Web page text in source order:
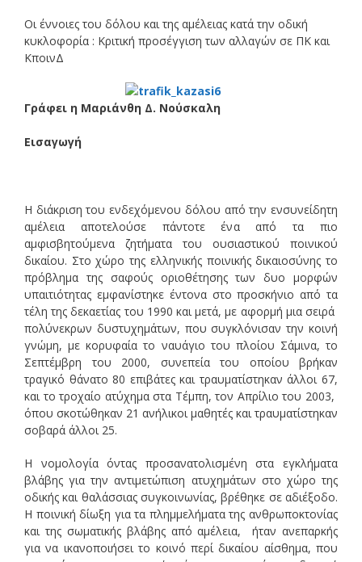
Οι έννοιες του δόλου και της αμέλειας κατά την οδική
κυκλοφορία : Κριτική προσέγγιση των αλλαγών σε ΠΚ και
ΚποινΔ
Γράφει η Μαριάνθη Δ. Νούσκαλη
Εισαγωγή
Η διάκριση του ενδεχόμενου δόλου από την ενσυνείδητη
αμέλεια αποτελούσε πάντοτε ένα από τα πιο
αμφισβητούμενα ζητήματα του ουσιαστικού ποινικού
δικαίου. Στο χώρο της ελληνικής ποινικής δικαιοσύνης το
πρόβλημα της σαφούς οριοθέτησης των δυο μορφών
υπαιτιότητας εμφανίστηκε έντονα στο προσκήνιο από τα
τέλη της δεκαετίας του 1990 και μετά, με αφορμή μια σειρά
πολύνεκρων δυστυχημάτων, που συγκλόνισαν την κοινή
γνώμη, με κορυφαία το ναυάγιο του πλοίου Σάμινα, το
Σεπτέμβρη του 2000, συνεπεία του οποίου βρήκαν
τραγικό θάνατο 80 επιβάτες και τραυματίστηκαν άλλοι 67,
και το τροχαίο ατύχημα στα Τέμπη, τον Απρίλιο του 2003,
όπου σκοτώθηκαν 21 ανήλικοι μαθητές και τραυματίστηκαν
σοβαρά άλλοι 25.
Η νομολογία όντας προσανατολισμένη στα εγκλήματα
βλάβης για την αντιμετώπιση ατυχημάτων στο χώρο της
οδικής και θαλάσσιας συγκοινωνίας, βρέθηκε σε αδιέξοδο.
Η ποινική δίωξη για τα πλημμελήματα της ανθρωποκτονίας
και της σωματικής βλάβης από αμέλεια, ήταν ανεπαρκής
για να ικανοποιήσει το κοινό περί δικαίου αίσθημα, που